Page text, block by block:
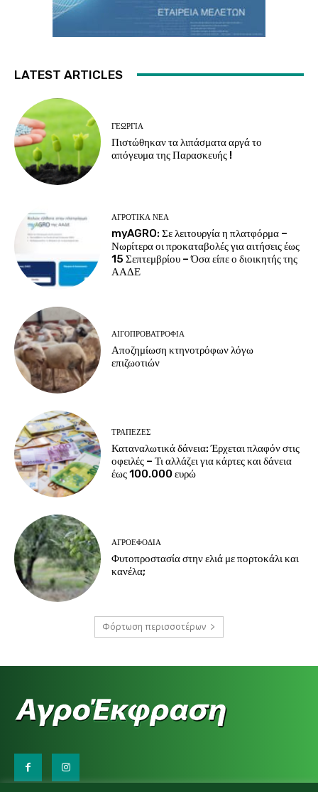
LATEST ARTICLES
ΓΕΩΡΓΊΑ
Πιστώθηκαν τα λιπάσματα αργά το
απόγευμα της Παρασκευής !
ΑΓΡΟΤΙΚΆ ΝΈΑ
myAGRO: Σε λειτουργία η πλατφόρμα –
Νωρίτερα οι προκαταβολές για αιτήσεις έως
15 Σεπτεμβρίου – Όσα είπε ο διοικητής της
ΑΑΔΕ
ΑΙΓΟΠΡΟΒΑΤΡΟΦΊΑ
Αποζημίωση κτηνοτρόφων λόγω
επιζωοτιών
ΤΡΆΠΕΖΕΣ
Καταναλωτικά δάνεια: Έρχεται πλαφόν στις
οφειλές – Τι αλλάζει για κάρτες και δάνεια
έως 100.000 ευρώ
ΑΓΡΟΕΦΌΔΙΑ
Φυτοπροστασία στην ελιά με πορτοκάλι και
κανέλα;
Φόρτωση περισσοτέρων